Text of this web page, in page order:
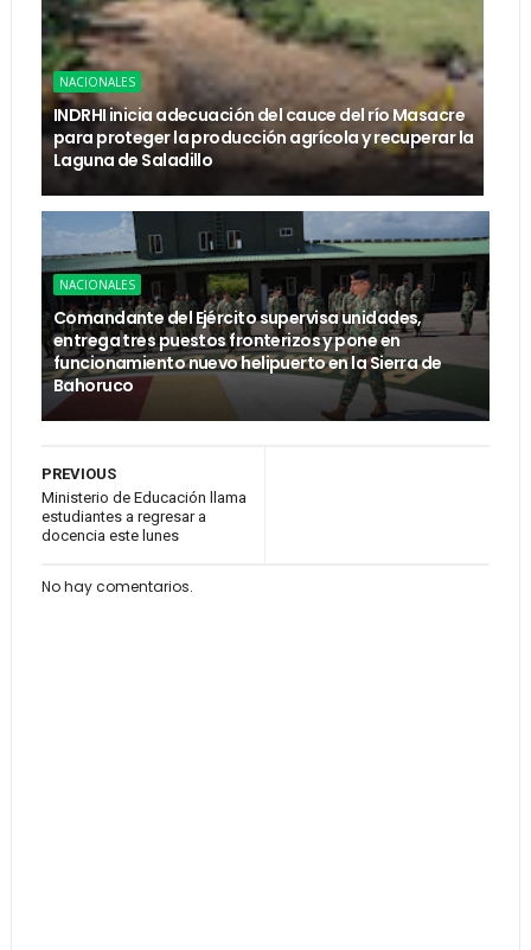
NACIONALES
INDRHI inicia adecuación del cauce del río Masacre
para proteger la producción agrícola y recuperar la
Laguna de Saladillo
NACIONALES
Comandante del Ejército supervisa unidades,
entrega tres puestos fronterizos y pone en
funcionamiento nuevo helipuerto en la Sierra de
Bahoruco
PREVIOUS
Ministerio de Educación llama
estudiantes a regresar a
docencia este lunes
No hay comentarios.